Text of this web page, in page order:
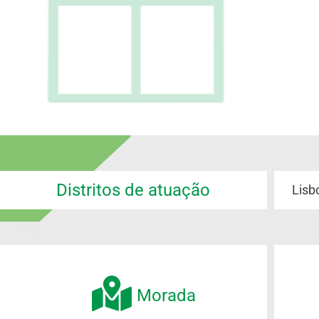
Distritos de atuação
Morada